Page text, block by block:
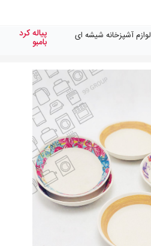
لوازم آشپزخانه شیشه ای
پياله كرد
بامبو